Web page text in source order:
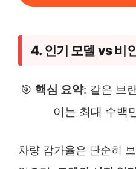
4. 인기 모델 vs 비
🎯 핵심 요약: 같은 브
이는 최대 수백
차량 감가율은 단순히